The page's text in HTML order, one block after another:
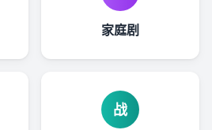
家庭剧
战